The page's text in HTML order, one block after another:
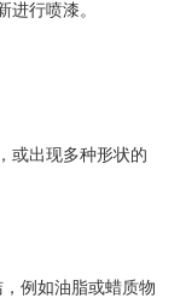
进行喷漆。
或出现多种形状的
例如油脂或蜡质物